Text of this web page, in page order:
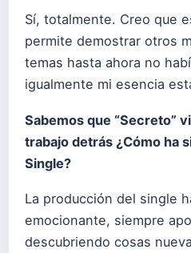
Sí, totalmente. Creo que
permite demostrar otros
temas hasta ahora no
igualmente mi esencia
Sabemos que “Secreto”
trabajo detrás ¿Cómo ha
Single?
La producción del single
emocionante, siempre
descubriendo cosas